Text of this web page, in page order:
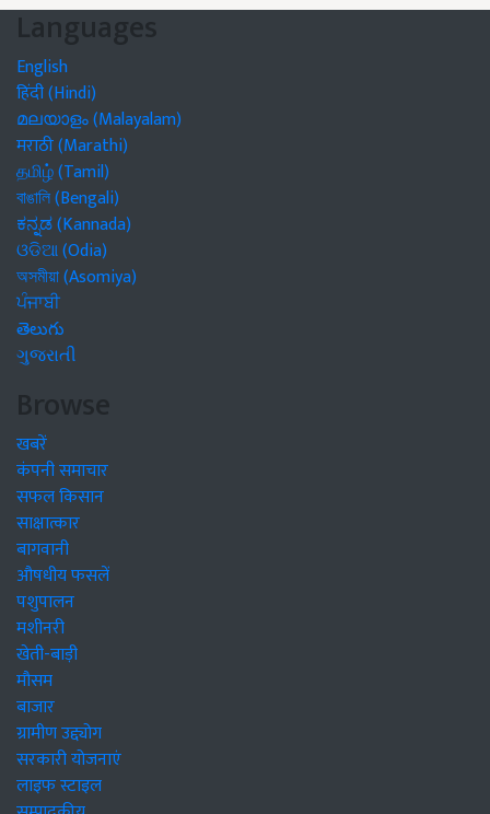
Languages
English
हिंदी (Hindi)
മലയാളം (Malayalam)
मराठी (Marathi)
தமிழ் (Tamil)
বাঙালি (Bengali)
ಕನ್ನಡ (Kannada)
ଓଡିଆ (Odia)
অসমীয়া (Asomiya)
ਪੰਜਾਬੀ
తెలుగు
ગુજરાતી
Browse
खबरें
कंपनी समाचार
सफल किसान
साक्षात्कार
बागवानी
औषधीय फसलें
पशुपालन
मशीनरी
खेती-बाड़ी
मौसम
बाजार
ग्रामीण उद्द्योग
सरकारी योजनाएं
लाइफ स्टाइल